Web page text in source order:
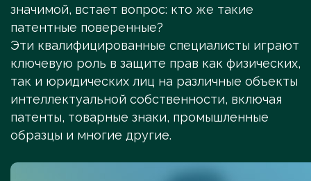
значимой, встает вопрос: кто же такие
патентные поверенные?
Эти квалифицированные специалисты играют
ключевую роль в защите прав как физических,
так и юридических лиц на различные объекты
интеллектуальной собственности, включая
патенты, товарные знаки, промышленные
образцы и многие другие.